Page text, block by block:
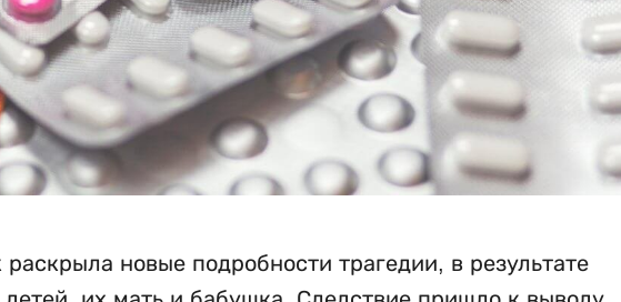
новые подробности трагедии, в результате